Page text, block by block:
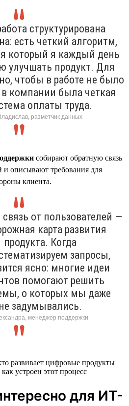
структурирована
есть четкий алгоритм,
который я каждый день
улучшать продукт. Для
чтобы в работе не было
в компании была четкая
оплаты труда.
разметчик данных
собирают обратную связь
и описывают требования для
клиента.
связь от пользователей —
карта развития
продукта. Когда
запросы,
ясно: многие идеи
помогают решить
о которых мы даже
не задумывались.
менеджер поддержки
для ИТ-